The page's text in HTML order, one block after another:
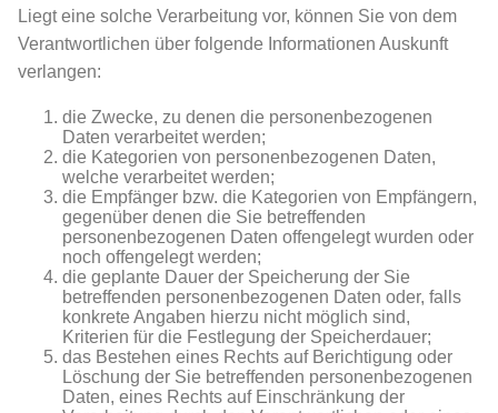
Liegt eine solche Verarbeitung vor, können Sie von dem
Verantwortlichen über folgende Informationen Auskunft
verlangen:
die Zwecke, zu denen die personenbezogenen
Daten verarbeitet werden;
die Kategorien von personenbezogenen Daten,
welche verarbeitet werden;
die Empfänger bzw. die Kategorien von Empfängern,
gegenüber denen die Sie betreffenden
personenbezogenen Daten offengelegt wurden oder
noch offengelegt werden;
die geplante Dauer der Speicherung der Sie
betreffenden personenbezogenen Daten oder, falls
konkrete Angaben hierzu nicht möglich sind,
Kriterien für die Festlegung der Speicherdauer;
das Bestehen eines Rechts auf Berichtigung oder
Löschung der Sie betreffenden personenbezogenen
Daten, eines Rechts auf Einschränkung der